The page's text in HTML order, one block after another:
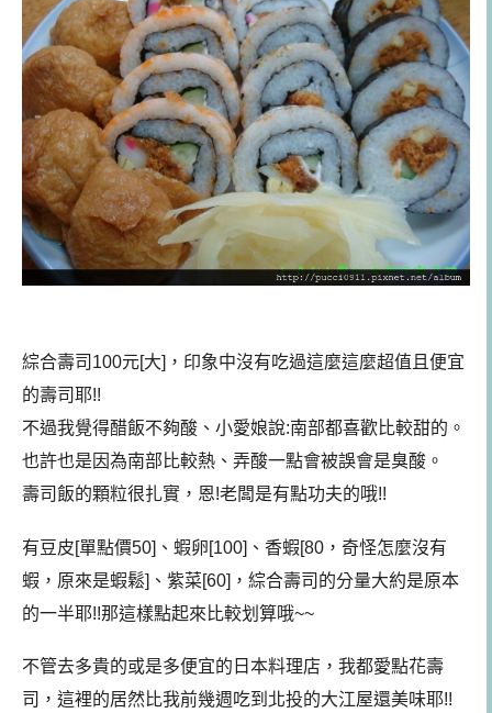
綜合壽司100元[大]，印象中沒有吃過這麼這麼超值且便宜
的壽司耶!!
不過我覺得醋飯不夠酸、小愛娘說:南部都喜歡比較甜的。
也許也是因為南部比較熱、弄酸一點會被誤會是臭酸。
壽司飯的顆粒很扎實，恩!老闆是有點功夫的哦!!
有豆皮[單點價50]、蝦卵[100]、香蝦[80，奇怪怎麼沒有
蝦，原來是蝦鬆]、紫菜[60]，綜合壽司的分量大約是原本
的一半耶!!那這樣點起來比較划算哦~~
不管去多貴的或是多便宜的日本料理店，我都愛點花壽
司，這裡的居然比我前幾週吃到北投的大江屋還美味耶!!